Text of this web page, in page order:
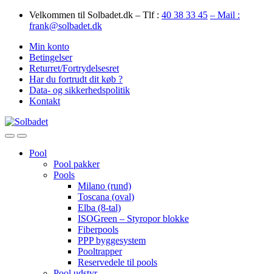
Skip
Skip
Velkommen til Solbadet.dk – Tlf : 40 38 33 45 – Mail :
frank@solbadet.dk
Min konto
Betingelser
Returret/Fortrydelsesret
Har du fortrudt dit køb ?
Data- og sikkerhedspolitik
Kontakt
OpenClose
Pool
Pool pakker
Pools
Milano (rund)
Toscana (oval)
Elba (8-tal)
ISOGreen – Styropor blokke
Fiberpools
PPP byggesystem
Pooltrapper
Reservedele til pools